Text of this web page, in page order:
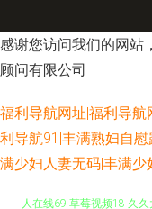
感谢您访问我们的网站
顾问有限公司
福利导航网址|福利导
利导航91|丰满熟妇自
满少妇人妻无码|丰满少